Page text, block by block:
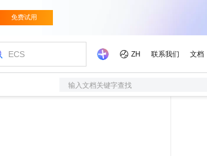
输入文档关键字查找